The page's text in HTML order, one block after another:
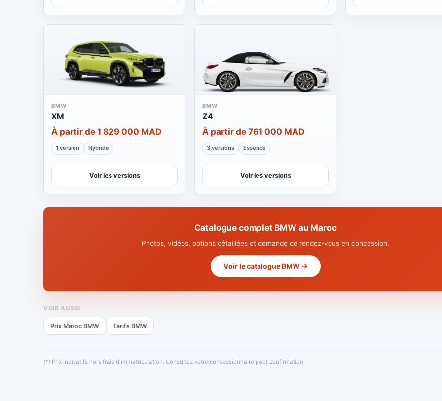
BMW
XM
À partir de 1 829 000 MAD
1 version Hybride
Voir les versions
BMW
Z4
À partir de 761 000 MAD
3 versions Essence
Voir les versions
Catalogue complet BMW au Maroc
Photos, vidéos, options détaillées et demande de rendez-vous en concession.
Voir le catalogue BMW →
VOIR AUSSI
Prix Maroc BMW Tarifs BMW
(*) Prix indicatifs hors frais d'immatriculation. Consultez votre concessionnaire pour confirmation.